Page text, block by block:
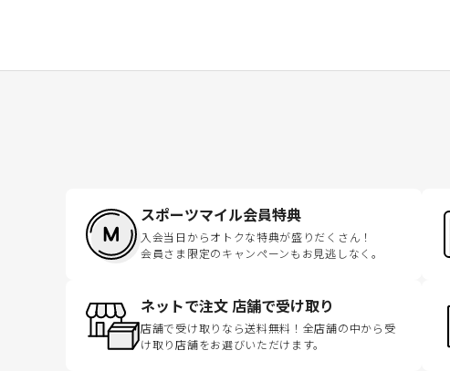
スポーツマイル会員特典
入会当日からオトクな特典が盛りだくさん！
会員さま限定のキャンペーンもお見逃しなく。
ネットで注文 店舗で受け取り
店舗で受け取りなら送料無料！全店舗の中から受
け取り店舗をお選びいただけます。